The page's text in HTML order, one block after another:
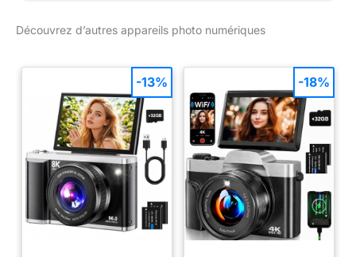
Découvrez d’autres appareils photo numériques
-13% -18%